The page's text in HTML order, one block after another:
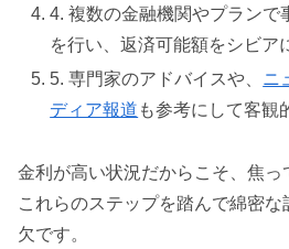
4. 複数の金融機関やプランで
を行い、返済可能額をシビア
5. 専門家のアドバイスや、 ニ
ディア報道 も参考にして客観
金利が高い状況だからこそ、焦っ
これらのステップを踏んで綿密
欠です。